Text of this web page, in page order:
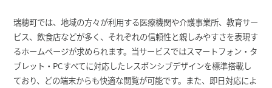
瑞穂町では、地域の方々が利用する医療機関や介護事業所、教育サー
ビス、飲食店などが多く、それぞれの信頼性と親しみやすさを表現す
るホームページが求められます。当サービスではスマートフォン・タ
ブレット・PCすべてに対応したレスポンシブデザインを標準搭載し
ており、どの端末からも快適な閲覧が可能です。また、即日対応によ